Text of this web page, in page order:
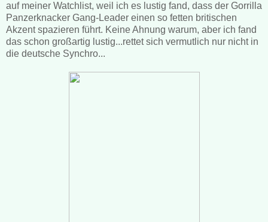
auf meiner Watchlist, weil ich es lustig fand, dass der Gorrilla
Panzerknacker Gang-Leader einen so fetten britischen
Akzent spazieren führt. Keine Ahnung warum, aber ich fand
das schon großartig lustig...rettet sich vermutlich nur nicht in
die deutsche Synchro...